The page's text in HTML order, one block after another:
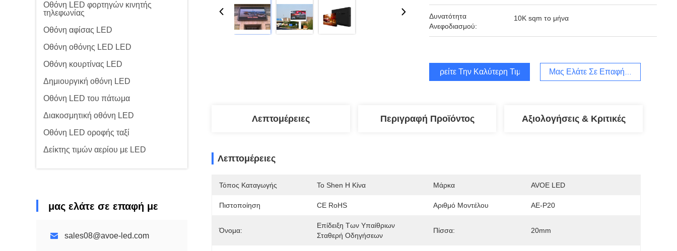
Οθόνη LED φορτηγών κινητής
τηλεφωνίας
Οθόνη αφίσας LED
Οθόνη οθόνης LED LED
Οθόνη κουρτίνας LED
Δημιουργική οθόνη LED
Οθόνη LED του πάτωμα
Διακοσμητική οθόνη LED
Οθόνη LED οροφής ταξί
Δείκτης τιμών αερίου με LED
μας ελάτε σε επαφή με
sales08@avoe-led.com
Δυνατότητα
Ανεφοδιασμού:
10K sqm το μήνα
Βρείτε Την Καλύτερη Τιμή Μας Ελάτε Σε Επαφή Με
Λεπτομέρειες Περιγραφή Προϊόντος Αξιολογήσεις & Κριτικές
Λεπτομέρειες
Τόπος Καταγωγής Το Shen Η Κίνα Μάρκα AVOE LED
Πιστοποίηση CE RoHS Αριθμό Μοντέλου AE-P20
Όνομα:
Επίδειξη Των Υπαίθριων
Σταθερή Οδηγήσεων
Πίσσα: 20mm